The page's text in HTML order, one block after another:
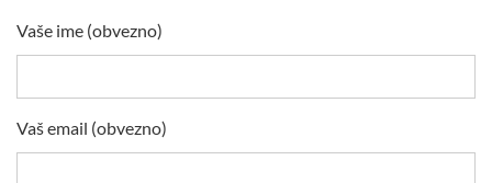
Vaše ime (obvezno)
Vaš email (obvezno)